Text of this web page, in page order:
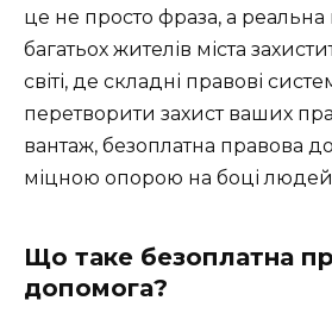
це не просто фраза, а
багатьох жителів міста
світі, де складні правові
перетворити захист ваших
вантаж, безоплатна правова
міцною опорою на боці
Що таке безоплатна
допомога?